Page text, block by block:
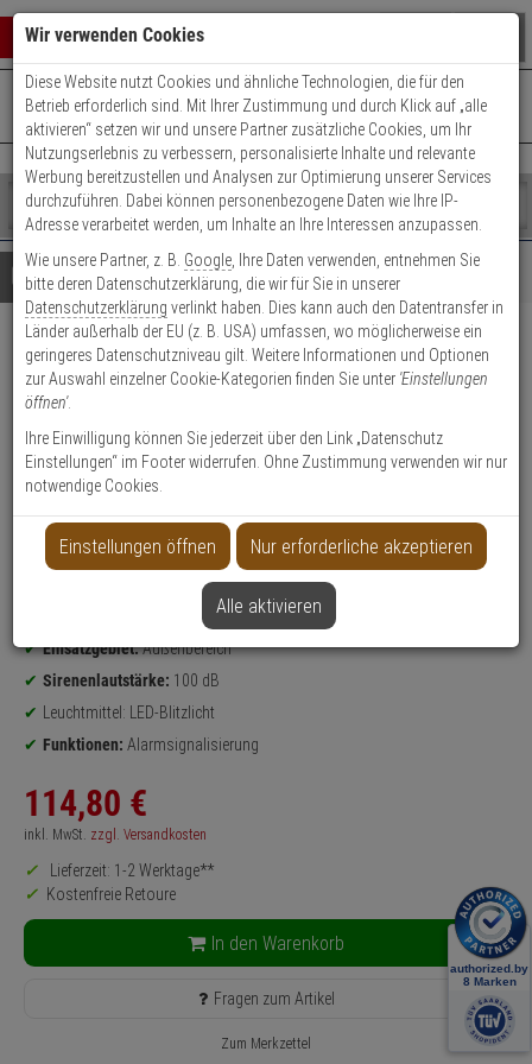
0 ARTIKEL IM WARENKORB
Ihr Warenkorb ist momentan leer.
Ergebnisse ()
Fertig
Shop
durchsuchen
Bitte
geben
Sie
mindestens
Zeichen
ein,
um
Suche
Es
wurde
noch
Kategorien
Suche
gestartet
+49 (0)821 899 493-0Mo. - Do.: 8:00 - 16:30 | Fr.: 8:00 - 14:00 Uhr
Kontaktservice nutzen
Details Beratung
ABUS Funk-Sirene
FUSG35000A B-Ware
Produktmerkmale B-Ware
Siegel gebrochen, Lieferumfang nicht vollständig
Einsatzgebiet:Außenbereich
Sirenenlautstärke: 100 dB
Leuchtmittel: LED-Blitzlicht
Funktionen: Alarmsignalisierung
114,80 €
inkl. MwSt. zzgl. Versandkosten
Lieferzeit: 1-2 Werktage**
Kostenfreie Retoure
In den Warenkorb
Fragen zum Artikel
Zum Merkzettel
Wir verwenden Cookies
Diese Website nutzt Cookies und ähnliche Technologien, die für den
Betrieb erforderlich sind. Mit Ihrer Zustimmung und durch Klick auf „alle
aktivieren“ setzen wir und unsere Partner zusätzliche Cookies, um Ihr
Nutzungserlebnis zu verbessern, personalisierte Inhalte und relevante
Werbung bereitzustellen und Analysen zur Optimierung unserer Services
durchzuführen. Dabei können personenbezogene Daten wie Ihre IP-
Adresse verarbeitet werden, um Inhalte an Ihre Interessen anzupassen.
Wie unsere Partner, z. B. Google , Ihre Daten verwenden, entnehmen Sie
bitte deren Datenschutzerklärung, die wir für Sie in unserer
Datenschutzerklärung verlinkt haben. Dies kann auch den Datentransfer in
Länder außerhalb der EU (z. B. USA) umfassen, wo möglicherweise ein
geringeres Datenschutzniveau gilt. Weitere Informationen und Optionen
zur Auswahl einzelner Cookie-Kategorien finden Sie unter 'Einstellungen
öffnen'.
Ihre Einwilligung können Sie jederzeit über den Link „Datenschutz
Einstellungen“ im Footer widerrufen. Ohne Zustimmung verwenden wir nur
notwendige Cookies.
Einstellungen öffnen Nur erforderliche akzeptieren
Alle aktivieren